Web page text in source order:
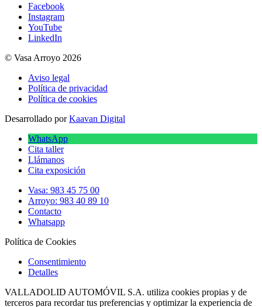
Facebook
Instagram
YouTube
LinkedIn
© Vasa Arroyo 2026
Aviso legal
Política de privacidad
Política de cookies
Desarrollado porKaavan Digital
WhatsApp
Cita taller
Llámanos
Cita exposición
Vasa: 983 45 75 00
Arroyo: 983 40 89 10
Contacto
Whatsapp
Política de Cookies
Consentimiento
Detalles
VALLADOLID AUTOMÓVIL S.A. utiliza cookies propias y de
terceros para recordar tus preferencias y optimizar la experiencia de